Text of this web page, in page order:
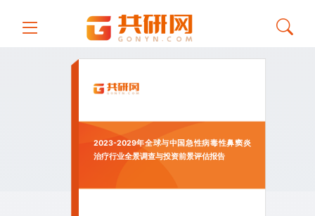
2023-2029年全球与中国急性病毒性鼻窦炎
治疗行业全景调查与投资前景评估报告